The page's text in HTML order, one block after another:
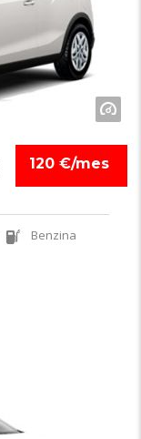
120 €/mes
Benzina